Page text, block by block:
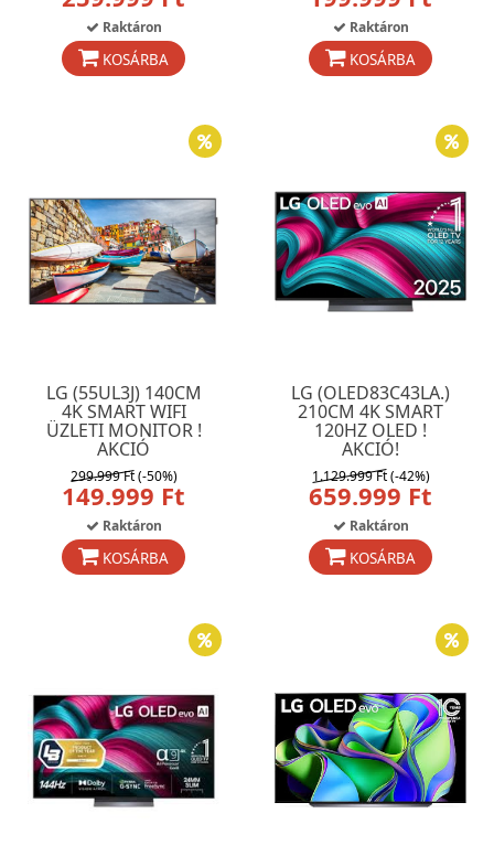
Raktáron
KOSÁRBA
Raktáron
KOSÁRBA
LG (55UL3J) 140CM
4K SMART WIFI
ÜZLETI MONITOR !
AKCIÓ
299.999 Ft(-50%)
149.999 Ft
Raktáron
KOSÁRBA
LG (OLED83C43LA.)
210CM 4K SMART
120HZ OLED !
AKCIÓ!
1.129.999 Ft(-42%)
659.999 Ft
Raktáron
KOSÁRBA